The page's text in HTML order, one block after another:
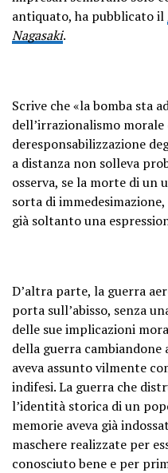
antiquato, ha pubblicato il
Nagasaki.
Scrive che «la bomba sta
dell’irrazionalismo
deresponsabilizzazione
a distanza non solleva
osserva, se la morte di un
sorta di
già soltanto una
D’altra parte, la guerra
porta sull’abisso, senza
delle sue implicazioni
della guerra
aveva assunto vilmente
indifesi. La guerra che
l’identità storica di un
memorie aveva già
maschere realizzate per
conosciuto bene e per